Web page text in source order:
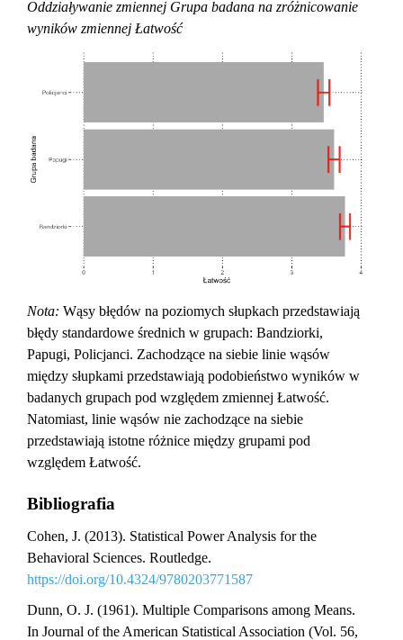
Oddziaływanie zmiennej Grupa badana na zróżnicowanie
wyników zmiennej Łatwość
Nota: Wąsy błędów na poziomych słupkach przedstawiają
błędy standardowe średnich w grupach: Bandziorki,
Papugi, Policjanci. Zachodzące na siebie linie wąsów
między słupkami przedstawiają podobieństwo wyników w
badanych grupach pod względem zmiennej Łatwość.
Natomiast, linie wąsów nie zachodzące na siebie
przedstawiają istotne różnice między grupami pod
względem Łatwość.
Bibliografia
Cohen, J. (2013). Statistical Power Analysis for the
Behavioral Sciences. Routledge.
https://doi.org/10.4324/9780203771587
Dunn, O. J. (1961). Multiple Comparisons among Means.
In Journal of the American Statistical Association (Vol. 56,